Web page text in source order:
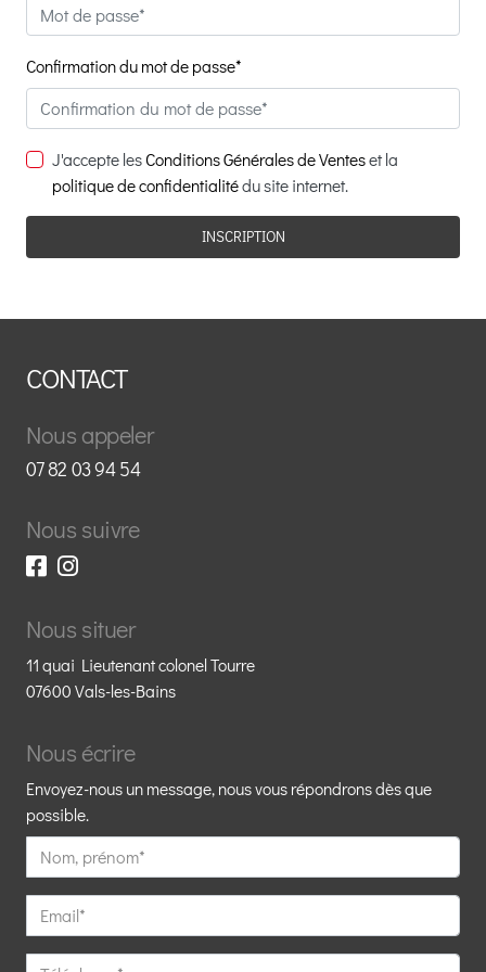
Confirmation du mot de passe*
J'accepte lesConditions Générales de Venteset la
politique de confidentialitédu site internet.
CONTACT
Nous appeler
07 82 03 94 54
Nous suivre
Nous situer
11 quai Lieutenant colonel Tourre
07600 Vals-les-Bains
Nous écrire
Envoyez-nous un message, nous vous répondrons dès que
possible.